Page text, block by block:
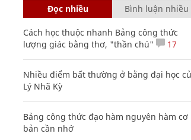
Đọc nhiều Bình luận nhiều
Cách học thuộc nhanh Bảng công thức
lượng giác bằng thơ, "thần chú"
17
Nhiều điểm bất thường ở bằng đại học
Lý Nhã Kỳ
Bảng công thức đạo hàm nguyên hàm cơ
bản cần nhớ